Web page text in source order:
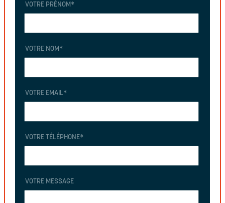
VOTRE PRÉNOM *
VOTRE NOM *
VOTRE EMAIL*
VOTRE TÉLÉPHONE*
VOTRE MESSAGE